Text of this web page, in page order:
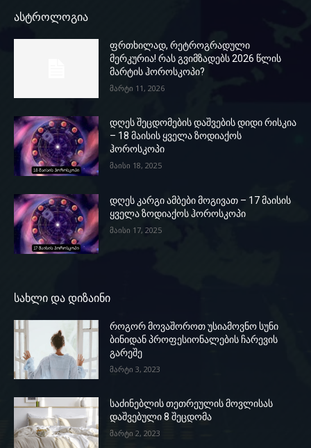
ასტროლოგია
ფრთხილად, რეტროგრადული
მერკურია! რას გვიმზადებს 2026 წლის
მარტის ჰოროსკოპი?
მარტი 11, 2026
დღეს შეცდომების დაშვების დიდი რისკია
– 18 მაისის ყველა ზოდიაქოს
ჰოროსკოპი
მაისი 18, 2025
დღეს კარგი ამბები მოგივათ – 17 მაისის
ყველა ზოდიაქოს ჰოროსკოპი
მაისი 17, 2025
სახლი და დიზაინი
როგორ მოვაშოროთ უსიამოვნო სუნი
ბინიდან პროფესიონალების ჩარევის
გარეშე
მარტი 3, 2023
საძინებლის თეთრეულის მოვლისას
დაშვებული 8 შეცდომა
მარტი 2, 2023